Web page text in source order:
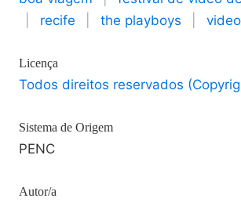
recife the playboys
Licença
Todos direitos reservados
Sistema de Origem
PENC
Autor/a